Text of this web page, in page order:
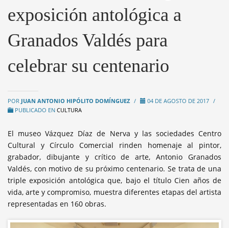
exposición antológica a
Granados Valdés para
celebrar su centenario
POR JUAN ANTONIO HIPÓLITO DOMÍNGUEZ / 04 DE AGOSTO DE 2017 /
PUBLICADO EN CULTURA
El museo Vázquez Díaz de Nerva y las sociedades Centro
Cultural y Círculo Comercial rinden homenaje al pintor,
grabador, dibujante y crítico de arte, Antonio Granados
Valdés, con motivo de su próximo centenario. Se trata de una
triple exposición antológica que, bajo el título Cien años de
vida, arte y compromiso, muestra diferentes etapas del artista
representadas en 160 obras.